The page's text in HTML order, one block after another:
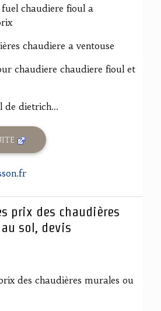
chaudiere fioul a
chaudiere a ventouse
chaudiere chaudiere fioul et
de dietrich...
prix des chaudières
sol, devis
des chaudières murales ou